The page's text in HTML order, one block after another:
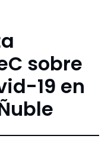
sobre
19 en